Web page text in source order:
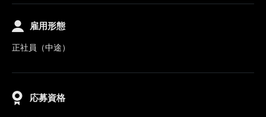
雇用形態
正社員（中途）
応募資格